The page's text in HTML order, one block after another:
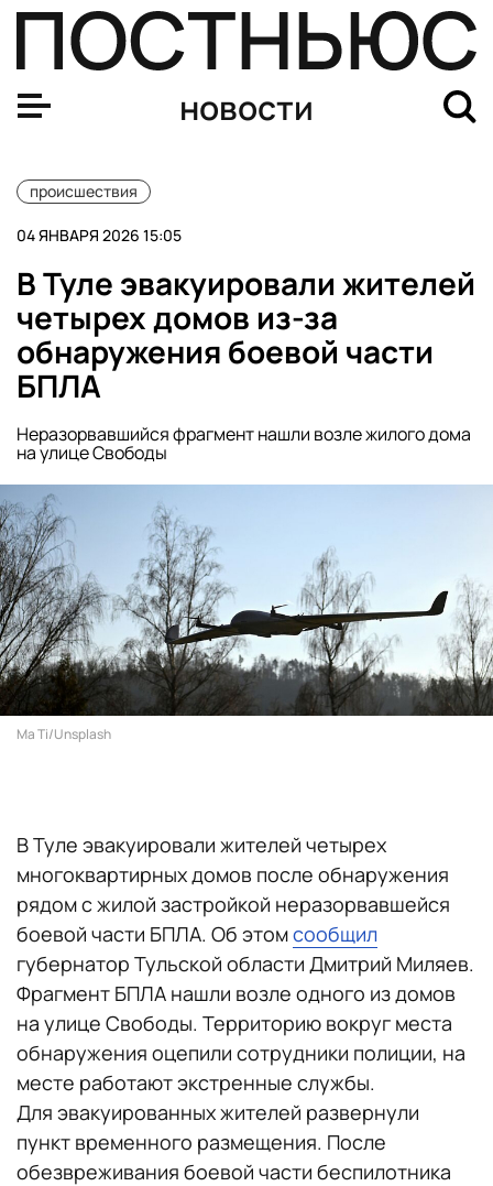
новости
происшествия
04 ЯНВАРЯ 2026 15:05
В Туле эвакуировали жителей
четырех домов из-за
обнаружения боевой части
БПЛА
Неразорвавшийся фрагмент нашли возле жилого дома
на улице Свободы
Ma Ti/Unsplash
В Туле эвакуировали жителей четырех
многоквартирных домов после обнаружения
рядом с жилой застройкой неразорвавшейся
боевой части БПЛА. Об этомсообщил
губернатор Тульской области Дмитрий Миляев.
Фрагмент БПЛА нашли возле одного из домов
на улице Свободы. Территорию вокруг места
обнаружения оцепили сотрудники полиции, на
месте работают экстренные службы.
Для эвакуированных жителей развернули
пункт временного размещения. После
обезвреживания боевой части беспилотника
Переезд в Таиланд обернулся тюрьмой для студента